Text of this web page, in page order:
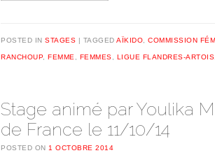
POSTED IN STAGES TAGGED AÏKIDO COMMISSION
RANCHOUP, FEMME FEMMES LIGUE FLANDRES-ARTOIS
Stage animé par Youlika
de France le 11/10/14
POSTED ON 1 OCTOBRE 2014